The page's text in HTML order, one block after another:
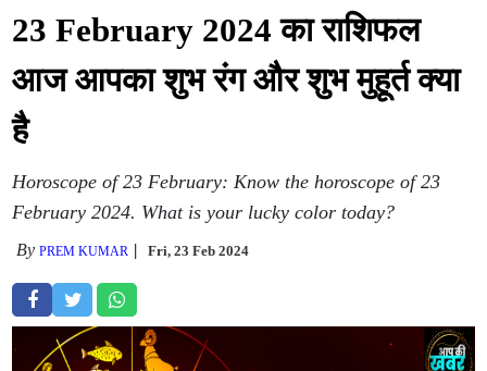
23 February 2024 का राशिफल
आज आपका शुभ रंग और शुभ मुहूर्त क्या
है
Horoscope of 23 February: Know the horoscope of 23
February 2024. What is your lucky color today?
ByPREM KUMAR Fri, 23 Feb 2024